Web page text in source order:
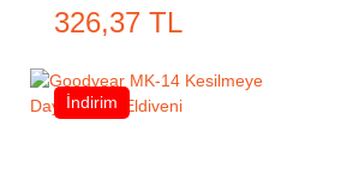
326,37 TL
İndirim